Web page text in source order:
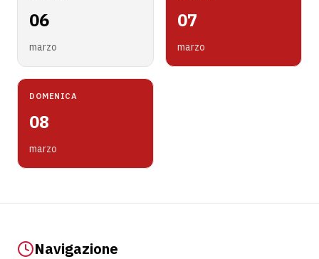
06
marzo
07
marzo
DOMENICA
08
marzo
Navigazione